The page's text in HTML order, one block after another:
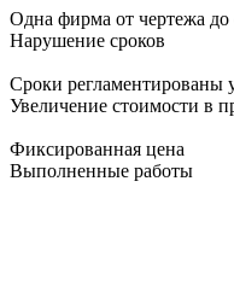
Одна фирма от чертежа до
Нарушение сроков
Сроки регламентированы
Увеличение стоимости в
Фиксированная цена
Выполненные работы